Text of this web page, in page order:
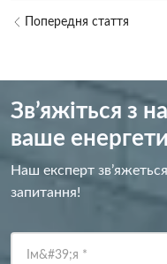
Попередня стаття
Зв’яжіться з
ваше
Наш експерт
запитання!
Ім&#39;я *